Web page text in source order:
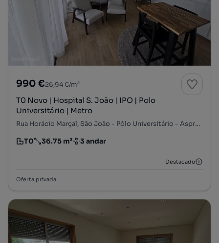
990 €26,94 €/m²
T0 Novo | Hospital S. João | IPO | Polo
Universitário | Metro
Rua Horácio Marçal, São João - Pólo Universitário - Asprela, Paranhos, Porto, Porto
Tipologia
T0
Preço por metro quadrado
36.75 m²
Andar 3 andar
Destacado
Oferta privada